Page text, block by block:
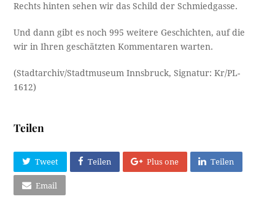
Rechts hinten sehen wir das Schild der Schmiedgasse.
Und dann gibt es noch 995 weitere Geschichten, auf die
wir in Ihren geschätzten Kommentaren warten.
(Stadtarchiv/Stadtmuseum Innsbruck, Signatur: Kr/PL-
1612)
Teilen
Tweet Teilen Plus one Teilen
Email